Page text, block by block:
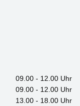
09.00 - 12.00 Uhr
09.00 - 12.00 Uhr
13.00 - 18.00 Uhr